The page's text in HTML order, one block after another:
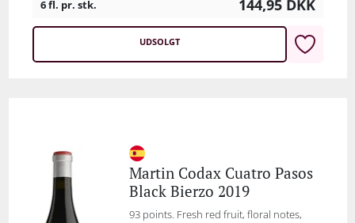
6 fl. pr. stk. 144,95 DKK
UDSOLGT
Martin Codax Cuatro Pasos
Black Bierzo 2019
93 points. Fresh red fruit, floral notes,